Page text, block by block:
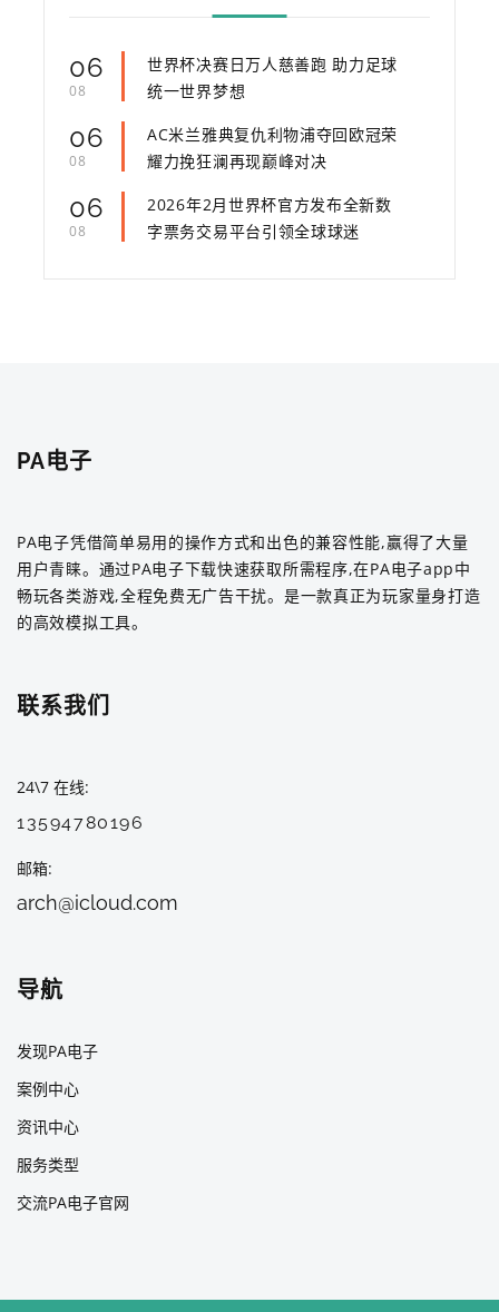
06
08
世界杯决赛日万人慈善跑 助力足球
统一世界梦想
06
08
AC米兰雅典复仇利物浦夺回欧冠荣
耀力挽狂澜再现巅峰对决
06
08
2026年2月世界杯官方发布全新数
字票务交易平台引领全球球迷
PA电子
PA电子凭借简单易用的操作方式和出色的兼容性能,赢得了大量
用户青睐。通过PA电子下载快速获取所需程序,在PA电子app中
畅玩各类游戏,全程免费无广告干扰。是一款真正为玩家量身打造
的高效模拟工具。
联系我们
24\7 在线
13594780196
邮箱
arch@icloud.com
导航
发现PA电子
案例中心
资讯中心
服务类型
交流PA电子官网